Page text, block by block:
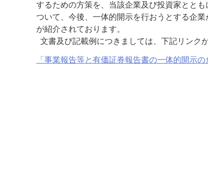
するための方策を、当該企業及び投資家とと
ついて、今後、一体的開示を行おうとする企
が紹介されております。
文書及び記載例につきましては、下記リンク
「事業報告等と有価証券報告書の一体的開示